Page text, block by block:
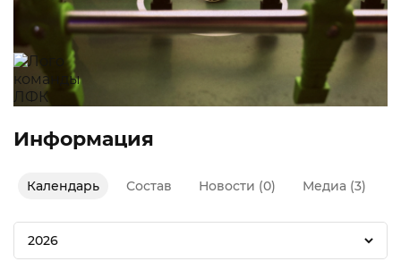
Информация
Календарь Состав Новости (0) Медиа (3)
2026